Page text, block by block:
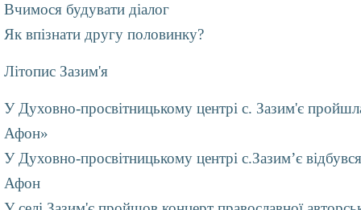
Вчимося будувати діалог
Як впізнати другу половинку?
Літопис Зазим'я
У Духовно-просвітницькому центрі с. Зазим'є
Афон»
У Духовно-просвітницькому центрі с.Зазим’є
Афон